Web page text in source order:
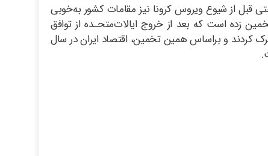
صادرات نفت ایران از ۸/ ۲ میلیون بشکه در روز (۲ سال پیش) به شرایط فعلی با چند صدهزار بشکه در روز (نمودار ۲)، حتی قبل از شیوع ویروس کرونا نیز مقامات کشور به‌خوبی
زده است که بعد از خروج ایالات‌متحـده از توافق
رسید و شرکت‌های بزرگ خارجی کشور را ترک کردند و براساس همین تخمین، اقتصاد ایران در سال